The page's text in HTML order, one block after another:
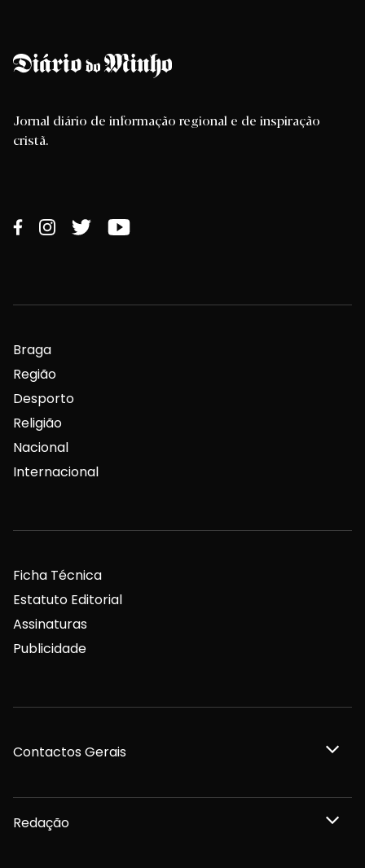
Jornal diário de informação regional e de inspiração
cristã.
Braga
Região
Desporto
Religião
Nacional
Internacional
Ficha Técnica
Estatuto Editorial
Assinaturas
Publicidade
Contactos Gerais
Redação